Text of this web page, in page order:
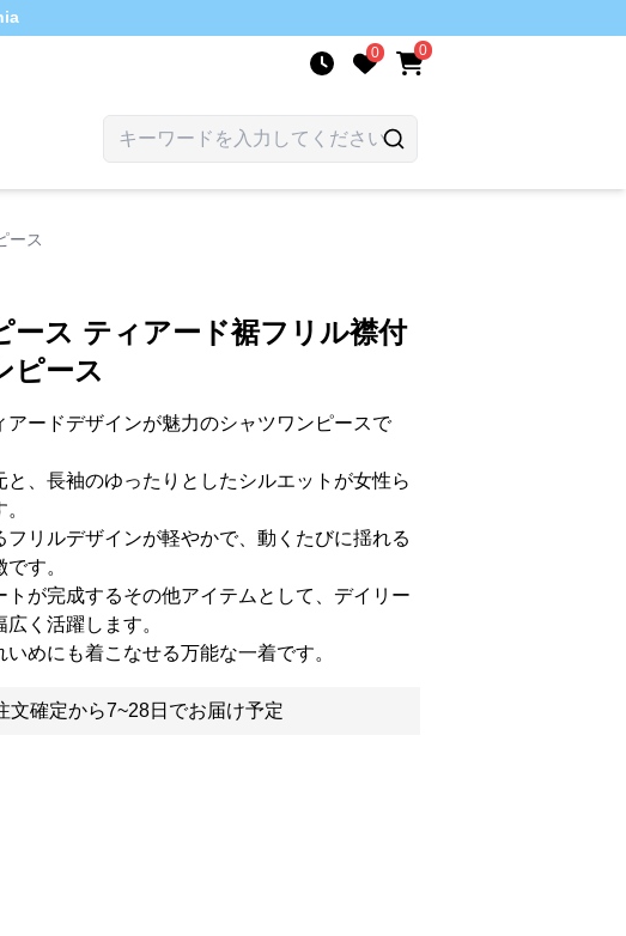
0 0
ース
ース ティアード裾フリル襟付
ピース
アードデザインが魅力のシャツワンピースで
と、長袖のゆったりとしたシルエットが女性ら
フリルデザインが軽やかで、動くたびに揺れる
す。
トが完成するその他アイテムとして、デイリー
く活躍します。
めにも着こなせる万能な一着です。
文確定から7~28日でお届け予定